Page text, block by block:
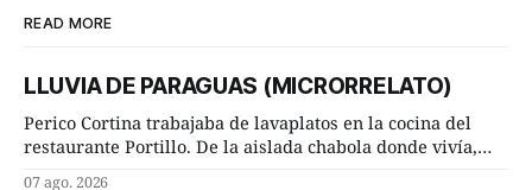
READ MORE
LLUVIA DE PARAGUAS (MICRORRELATO)
Perico Cortina trabajaba de lavaplatos en la cocina del
restaurante Portillo. De la aislada chabola donde vivía,
07 ago. 2026